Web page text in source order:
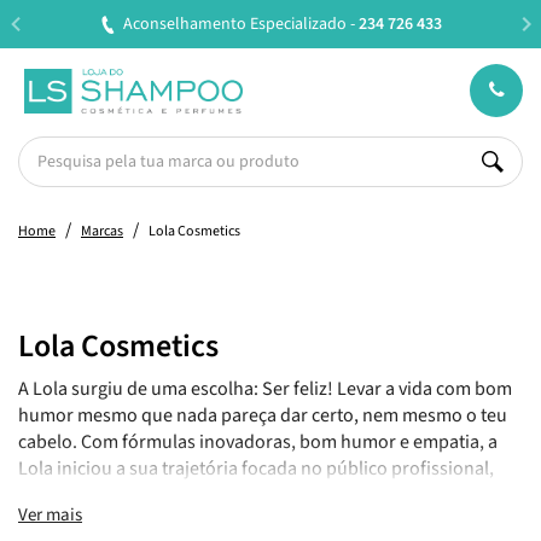
Entregas em 24H úteis.Oferta de portes a partir de €45*
Home Marcas Lola Cosmetics
Lola Cosmetics
A Lola surgiu de uma escolha: Ser feliz! Levar a vida com bom
humor mesmo que nada pareça dar certo, nem mesmo o teu
cabelo. Com fórmulas inovadoras, bom humor e empatia, a
Lola iniciou a sua trajetória focada no público profissional,
consumidor final.
Ver mais